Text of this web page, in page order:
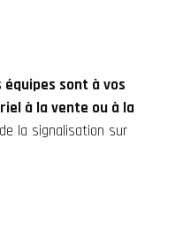
équipes sont à vos
à la vente ou à la
la signalisation sur